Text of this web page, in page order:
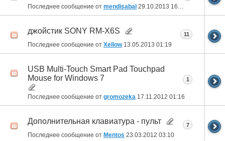
Последнее сообщение от mendisabal 29.10.2013 16:03
джойстик SONY RM-X6S
Последнее сообщение от Xellow13.05.2013 01:19
11
USB Multi-Touch Smart Pad Touchpad
Mouse for Windows 7
Последнее сообщение от gromozeka 17.11.2012 01:16
1
Дополнительная клавиатура - пульт
Последнее сообщение от Mentos 23.03.2012 03:10
7